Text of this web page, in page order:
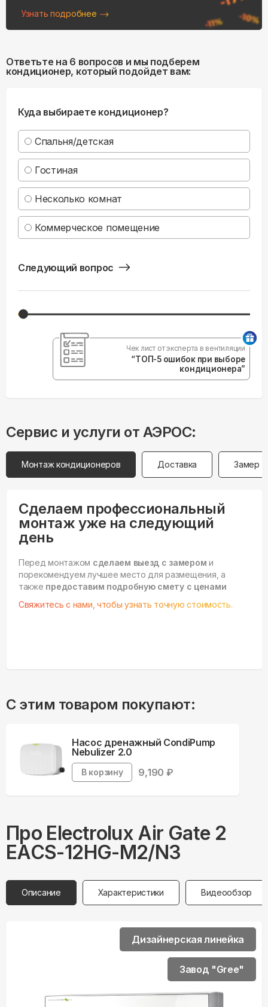
Узнать подробнее
Ответьте на 6 вопросов и мы подберем
кондиционер, который подойдет вам:
Куда выбираете кондиционер?
Спальня/детская
Гостиная
Несколько комнат
Коммерческое помещение
Следующий вопрос
Чек лист от эксперта в вентиляции
“ТОП-5 ошибок при выборе
кондиционера”
Сервис и услуги от АЭРОС:
Монтаж кондиционеров Доставка Замер
Сделаем профессиональный
монтаж уже на следующий
день
Перед монтажом сделаем выезд с замером и
порекомендуем лучшее место для размещения, а
также предоставим подробную смету с ценами
Свяжитесь с нами, чтобы узнать точную стоимость.
С этим товаром покупают:
Насос дренажный CondiPump
Nebulizer 2.0
В корзину 9,190 ₽
Про Electrolux Air Gate 2
EACS-12HG-M2/N3
Описание Характеристики Видеообзор
Дизайнерская линейка
Завод "Gree"